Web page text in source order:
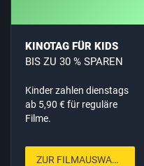
KINOTAG FÜR KIDS
BIS ZU 30 % SPAREN
Kinder zahlen dienstags
ab 5,90 € für reguläre
Filme.
ZUR FILMAUSWAHL